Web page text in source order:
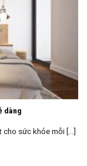
dàng
sức khỏe mỗi [...]